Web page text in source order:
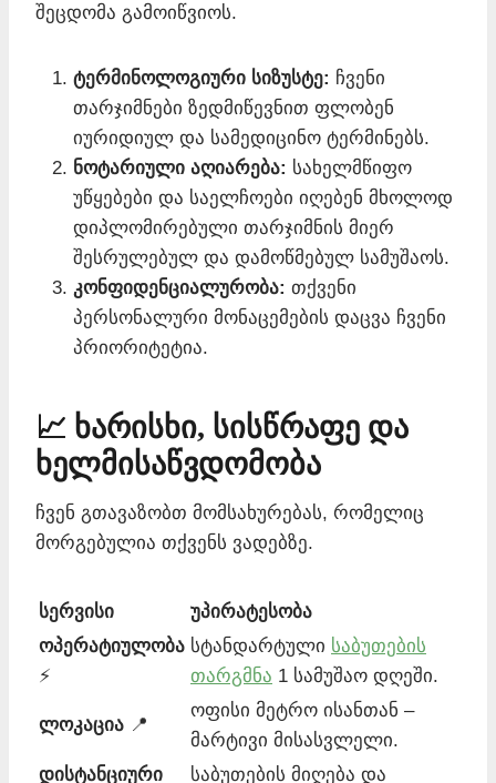
შეცდომა გამოიწვიოს.
ტერმინოლოგიური სიზუსტე: ჩვენი
თარჯიმნები ზედმიწევნით ფლობენ
იურიდიულ და სამედიცინო ტერმინებს.
ნოტარიული აღიარება: სახელმწიფო
უწყებები და საელჩოები იღებენ მხოლოდ
დიპლომირებული თარჯიმნის მიერ
შესრულებულ და დამოწმებულ სამუშაოს.
კონფიდენციალურობა: თქვენი
პერსონალური მონაცემების დაცვა ჩვენი
პრიორიტეტია.
📈 ხარისხი, სისწრაფე და
ხელმისაწვდომობა
ჩვენ გთავაზობთ მომსახურებას, რომელიც
მორგებულია თქვენს ვადებზე.
სერვისი
უპირატესობა
ოპერატიულობა
⚡
სტანდარტული საბუთების
თარგმნა 1 სამუშაო დღეში.
ლოკაცია 📍
ოფისი მეტრო ისანთან –
მარტივი მისასვლელი.
დისტანციური
საბუთების მიღება და